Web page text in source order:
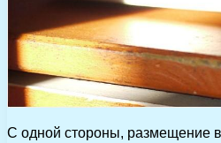
С одной стороны, размещение